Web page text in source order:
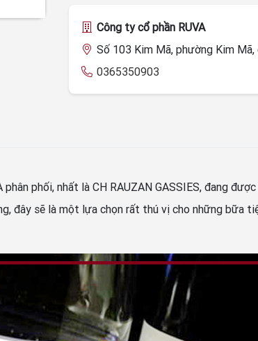
Công ty cổ phần RUVA
Số 103 Kim Mã, phường Kim Mã,
0365350903
phối, nhất là CH RAUZAN GASSIES, đang
đây sẽ là một lựa chọn rất thú vị cho những bữa